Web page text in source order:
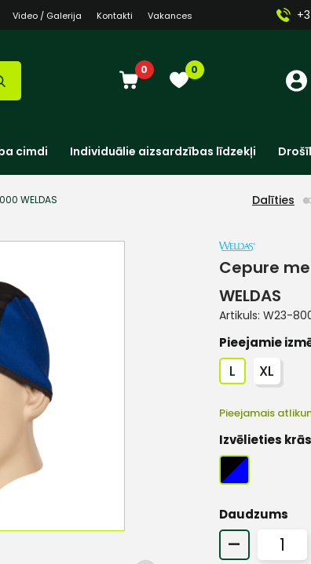
Video / Galerija Kontakti Vakances
0 0
cimdi Individuālie aizsardzības līdzekļi
WELDAS Dalīties
Cepure
WELDAS
Artikuls: W23-
Pieejamie
L XL
Pieejamais
Izvēlieties
Daudzums
-